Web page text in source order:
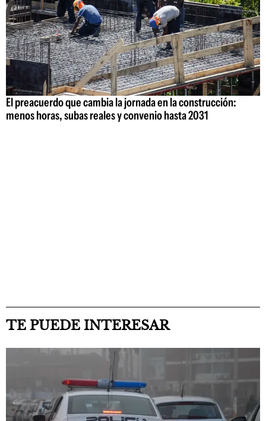
El preacuerdo que cambia la jornada en la construcción:
menos horas, subas reales y convenio hasta 2031
TE PUEDE INTERESAR